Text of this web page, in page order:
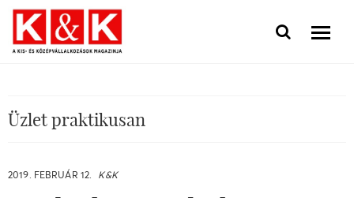
Üzlet praktikusan
2019. FEBRUÁR 12. K&K